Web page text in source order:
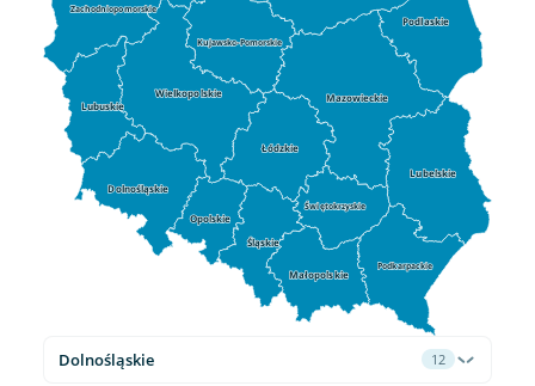
Dolnośląskie
Kujawsko-Pomorskie
Łódzkie
Lubelskie
Lubuskie
Małopolskie
Mazowieckie
Opolskie
Podkarpackie
Podlaskie
Śląskie
Świętokrzyskie
Wielkopolskie
Zachodniopomorskie
Dolnośląskie 12